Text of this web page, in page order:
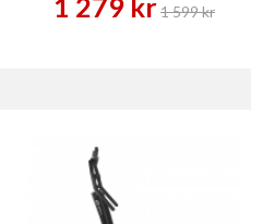
1 279 kr1 599 kr